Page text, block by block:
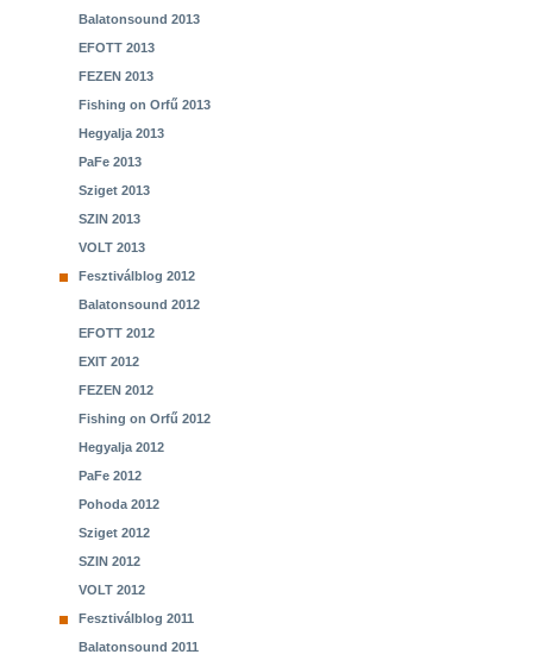
Balatonsound 2013
EFOTT 2013
FEZEN 2013
Fishing on Orfű 2013
Hegyalja 2013
PaFe 2013
Sziget 2013
SZIN 2013
VOLT 2013
Fesztiválblog 2012
Balatonsound 2012
EFOTT 2012
EXIT 2012
FEZEN 2012
Fishing on Orfű 2012
Hegyalja 2012
PaFe 2012
Pohoda 2012
Sziget 2012
SZIN 2012
VOLT 2012
Fesztiválblog 2011
Balatonsound 2011